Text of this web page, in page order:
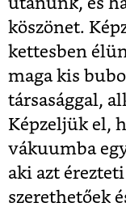
utánunk, és
köszönet.
kettesben
maga kis
társasággal,
Képzeljük el,
vákuumba
aki azt
szerethetőek